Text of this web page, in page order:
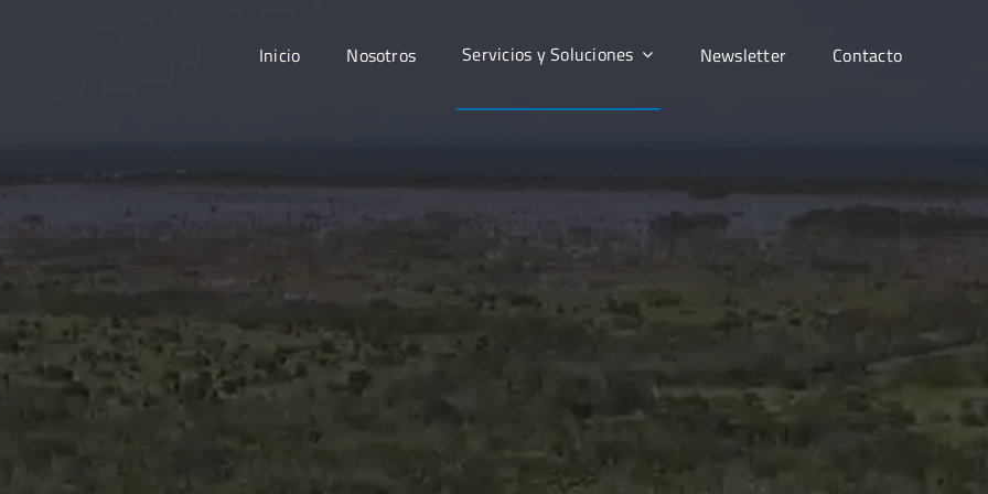
Inicio Nosotros Servicios y Soluciones Newsletter Contacto